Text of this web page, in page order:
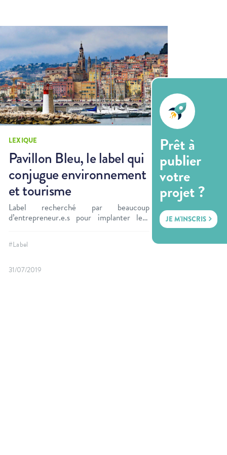
LEXIQUE
Pavillon Bleu, le label qui
conjugue environnement
et tourisme
Label recherché par beaucoup
d’entrepreneur.e.s pour implanter leur
#Label
31/07/2019
Prêt à
publier
votre
projet ?
JE M'INSCRIS